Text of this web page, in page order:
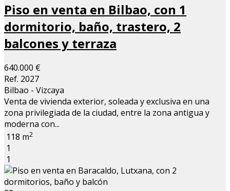
Piso en venta en Bilbao, con 1
dormitorio, baño, trastero, 2
balcones y terraza
640.000 €
Ref. 2027
Bilbao - Vizcaya
Venta de vivienda exterior, soleada y exclusiva en una
zona privilegiada de la ciudad, entre la zona antigua y
moderna con...
118 m2
1
1